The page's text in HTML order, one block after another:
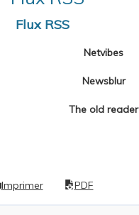
Flux RSS
Netvibes
Newsblur
The old reader
Imprimer PDF